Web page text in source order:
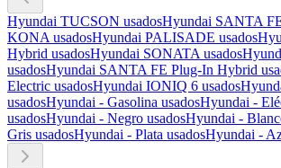
Hyundai TUCSON usadosHyundai SANTA
KONA usadosHyundai PALISADE usados
Hybrid usadosHyundai SONATA usados
usadosHyundai SANTA FE Plug-In Hybrid
Electric usadosHyundai IONIQ 6 usados
usadosHyundai - Gasolina usadosHyundai -
usadosHyundai - Negro usadosHyundai -
Gris usadosHyundai - Plata usadosHyundai -